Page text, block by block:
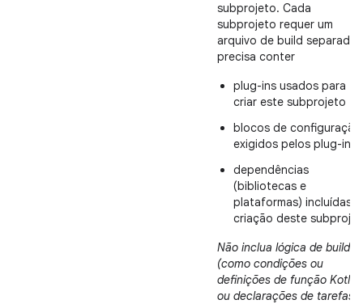
subprojeto. Cada
subprojeto requer um
arquivo de build separado
precisa conter
plug-ins usados para
criar este subprojeto
blocos de configuração
exigidos pelos plug-ins
dependências
(bibliotecas e
plataformas) incluídas
criação deste
Não inclua lógica de build
(como condições ou
definições de função Kotlin)
ou declarações de tarefas